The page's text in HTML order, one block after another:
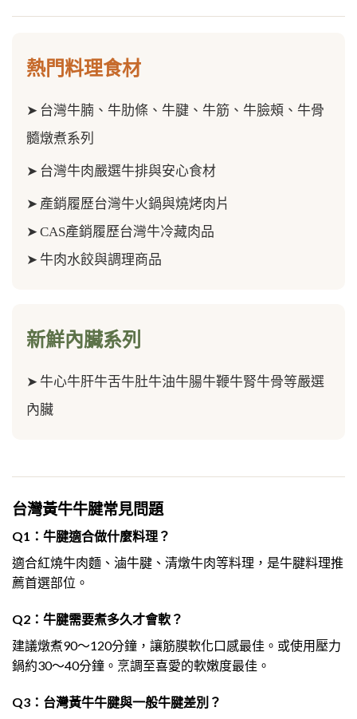
熱門料理食材
➤ 台灣牛腩、牛肋條、牛腱、牛筋、 牛臉頰、牛骨
髓燉煮系列
➤ 台灣牛肉嚴選牛排與安心食材
➤ 產銷履歷台灣牛火鍋與燒烤肉片
➤ CAS產銷履歷台灣牛冷藏肉品
➤ 牛肉水餃與調理商品
新鮮內臟系列
➤ 牛心牛肝牛舌牛肚牛油牛腸牛鞭牛腎牛骨等嚴選
內臟
台灣黃牛牛腱常見問題
Q1：牛腱適合做什麼料理？
適合紅燒牛肉麵、滷牛腱、清燉牛肉等料理，是牛腱料理推
薦首選部位。
Q2：牛腱需要煮多久才會軟？
建議燉煮90～120分鐘，讓筋膜軟化口感最佳。或使用壓力
鍋約30～40分鐘。烹調至喜愛的軟嫩度最佳。
Q3：台灣黃牛牛腱與一般牛腱差別？